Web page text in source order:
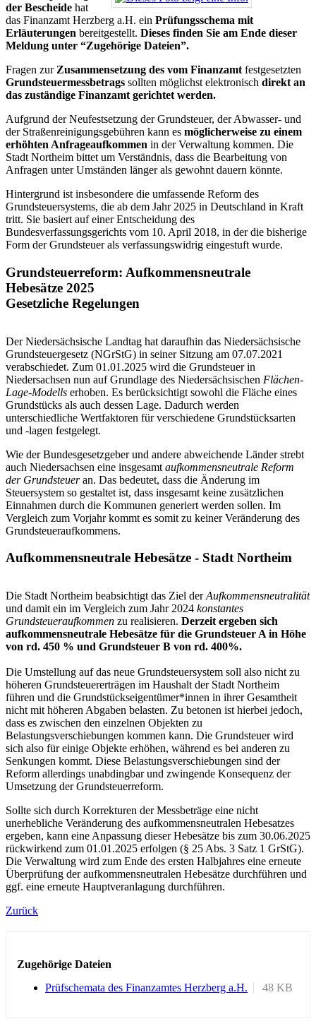
der Bescheide hat
das Finanzamt Herzberg a.H. ein Prüfungsschema mit
Erläuterungen bereitgestellt. Dieses finden Sie am Ende dieser
Meldung unter “Zugehörige Dateien”.
Fragen zur Zusammensetzung des vom Finanzamt festgesetzten
Grundsteuermessbetrags sollten möglichst elektronisch direkt an
das zuständige Finanzamt gerichtet werden.
Aufgrund der Neufestsetzung der Grundsteuer, der Abwasser- und
der Straßenreinigungsgebühren kann es möglicherweise zu einem
erhöhten Anfrageaufkommen in der Verwaltung kommen. Die
Stadt Northeim bittet um Verständnis, dass die Bearbeitung von
Anfragen unter Umständen länger als gewohnt dauern könnte.
Hintergrund ist insbesondere die umfassende Reform des
Grundsteuersystems, die ab dem Jahr 2025 in Deutschland in Kraft
tritt. Sie basiert auf einer Entscheidung des
Bundesverfassungsgerichts vom 10. April 2018, in der die bisherige
Form der Grundsteuer als verfassungswidrig eingestuft wurde.
Grundsteuerreform: Aufkommensneutrale
Hebesätze 2025
Gesetzliche Regelungen
Der Niedersächsische Landtag hat daraufhin das Niedersächsische
Grundsteuergesetz (NGrStG) in seiner Sitzung am 07.07.2021
verabschiedet. Zum 01.01.2025 wird die Grundsteuer in
Niedersachsen nun auf Grundlage des Niedersächsischen Flächen-
Lage-Modells erhoben. Es berücksichtigt sowohl die Fläche eines
Grundstücks als auch dessen Lage. Dadurch werden
unterschiedliche Wertfaktoren für verschiedene Grundstücksarten
und -lagen festgelegt.
Wie der Bundesgesetzgeber und andere abweichende Länder strebt
auch Niedersachsen eine insgesamt aufkommensneutrale Reform
der Grundsteueran. Das bedeutet, dass die Änderung im
Steuersystem so gestaltet ist, dass insgesamt keine zusätzlichen
Einnahmen durch die Kommunen generiert werden sollen. Im
Vergleich zum Vorjahr kommt es somit zu keiner Veränderung des
Grundsteueraufkommens.
Aufkommensneutrale Hebesätze - Stadt Northeim
Die Stadt Northeim beabsichtigt das Ziel derAufkommensneutralität
und damit ein im Vergleich zum Jahr 2024 konstantes
Grundsteueraufkommen zu realisieren. Derzeit ergeben sich
aufkommensneutrale Hebesätze für die Grundsteuer A in Höhe
von rd. 450 % und Grundsteuer B von rd. 400%.
Die Umstellung auf das neue Grundsteuersystem soll also nicht zu
höheren Grundsteuererträgen im Haushalt der Stadt Northeim
führen und die Grundstückseigentümer*innen in ihrer Gesamtheit
nicht mit höheren Abgaben belasten. Zu betonen ist hierbei jedoch,
dass es zwischen den einzelnen Objekten zu
Belastungsverschiebungen kommen kann. Die Grundsteuer wird
sich also für einige Objekte erhöhen, während es bei anderen zu
Senkungen kommt. Diese Belastungsverschiebungen sind der
Reform allerdings unabdingbar und zwingende Konsequenz der
Umsetzung der Grundsteuerreform.
Sollte sich durch Korrekturen der Messbeträge eine nicht
unerhebliche Veränderung des aufkommensneutralen Hebesatzes
ergeben, kann eine Anpassung dieser Hebesätze bis zum 30.06.2025
rückwirkend zum 01.01.2025 erfolgen (§ 25 Abs. 3 Satz 1 GrStG).
Die Verwaltung wird zum Ende des ersten Halbjahres eine erneute
Überprüfung der aufkommensneutralen Hebesätze durchführen und
ggf. eine erneute Hauptveranlagung durchführen.
Zurück
Zugehörige Dateien
Prüfschemata des Finanzamtes Herzberg a.H.
48 KB